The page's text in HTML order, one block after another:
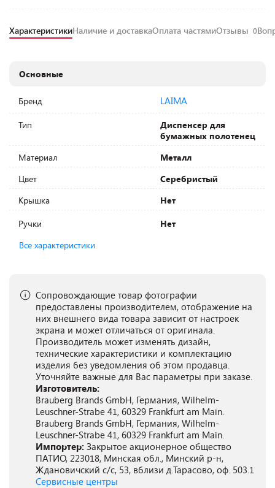
ХарактеристикиНаличие и доставкаОплата частямиОтзывы 0
Основные
Бренд LAIMA
Тип
Диспенсер для
бумажных полотенец
Материал
Металл
Цвет
Серебристый
Крышка
Нет
Ручки
Нет
Все характеристики
Сопровождающие товар фотографии
предоставлены производителем, отображение на
них внешнего вида товара зависит от настроек
экрана и может отличаться от оригинала.
Производитель может изменять дизайн,
технические характеристики и комплектацию
изделия без уведомления об этом продавца.
Уточняйте важные для Вас параметры при заказе.
Изготовитель:
Brauberg Brands GmbH, Германия, Wilhelm-
Leuschner-Strabe 41, 60329 Frankfurt am Main.
Brauberg Brands GmbH, Германия, Wilhelm-
Leuschner-Strabe 41, 60329 Frankfurt am Main.
Импортер: Закрытое акционерное общество
ПАТИО, 223018, Минская обл., Минский р-н,
Ждановичский с/с, 53, вблизи д.Тарасово, оф. 503.1
Сервисные центры